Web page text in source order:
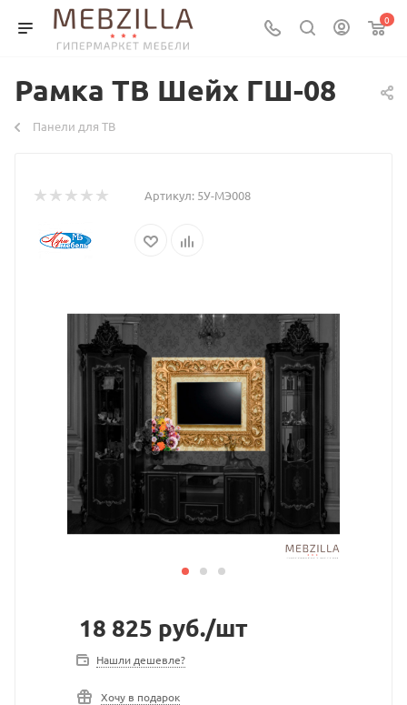
0
Рамка ТВ Шейх ГШ-08
Панели для ТВ
Артикул: 5У-МЭ008
18 825 руб./шт
Нашли дешевле?
Хочу в подарок